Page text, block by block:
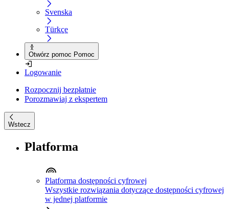
Svenska
Türkçe
Otwórz pomoc Pomoc
Logowanie
Rozpocznij bezpłatnie
Porozmawiaj z ekspertem
Wstecz
Platforma
Platforma dostępności cyfrowej
Wszystkie rozwiązania dotyczące dostępności cyfrowej
w jednej platformie